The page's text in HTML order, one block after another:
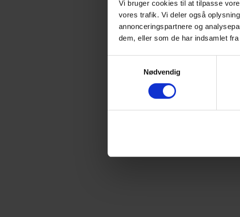
Vi bruger cookies til at tilpasse
vores trafik. Vi deler også
annonceringspartnere og
dem, eller som de har indsamlet
Nødvendig
Læs redegørelsen her.